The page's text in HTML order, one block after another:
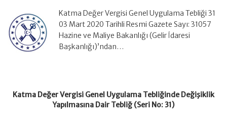
Yapılmasına
Tebliğ
(Seri
Katma Değer Vergisi Genel Uygulama Tebliği 31
03 Mart 2020 Tarihli Resmi Gazete Sayı: 31057
Hazine ve Maliye Bakanlığı (Gelir İdaresi
Başkanlığı)’ndan…
Katma Değer Vergisi Genel Uygulama Tebliğinde Değişiklik
Yapılmasına Dair Tebliğ (Seri No: 31)